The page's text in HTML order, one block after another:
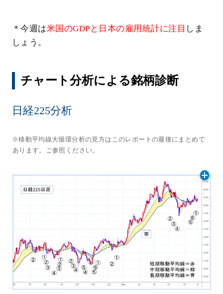
＊今週は米国のGDPと日本の雇用統計に注目 しま
しょう。
チャート分析による銘柄診断
日経225分析
※移動平均線大循環分析の見方はこのレポートの最後にまとめて
あります。ご参照ください。